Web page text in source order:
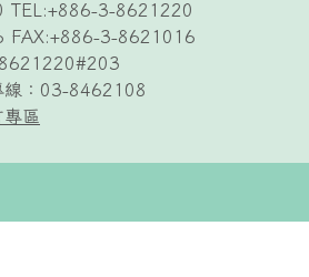
TEL:+886-3-8621220
FAX:+886-3-8621016
線：03-8462108
區